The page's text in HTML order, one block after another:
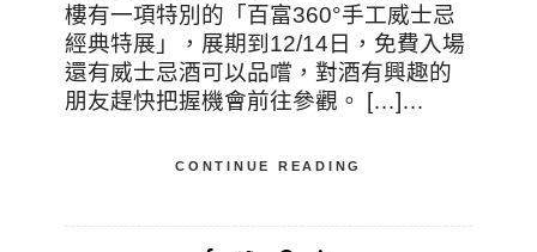
樓有一項特別的「百富360°手工威士忌
經典特展」，展期到12/14日，免費入場
還有威士忌酒可以品嚐，對酒有興趣的
朋友趕快把握機會前往參觀。 […]…
CONTINUE READING